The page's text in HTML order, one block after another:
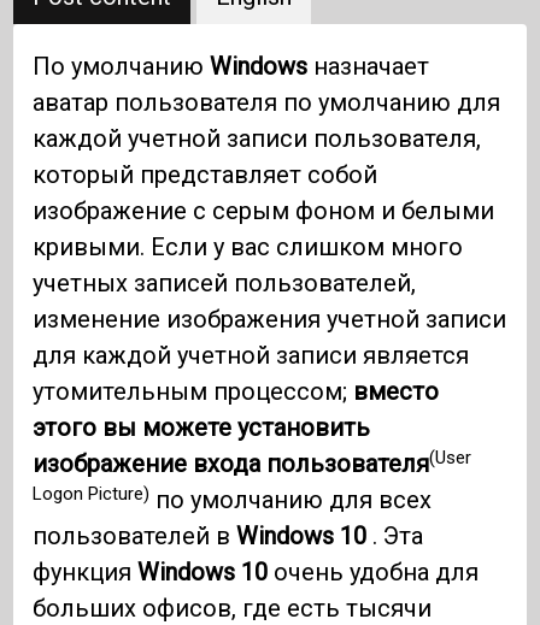
По умолчаниюWindows назначает
аватар пользователя по умолчанию для
каждой учетной записи пользователя,
который представляет собой
изображение с серым фоном и белыми
кривыми. Если у вас слишком много
учетных записей пользователей,
изменение изображения учетной записи
для каждой учетной записи является
утомительным процессом; вместо
этого вы можете установить
изображение входа пользователя(User
Logon Picture) по умолчанию для всех
пользователей вWindows 10 . Эта
функцияWindows 10 очень удобна для
больших офисов, где есть тысячи